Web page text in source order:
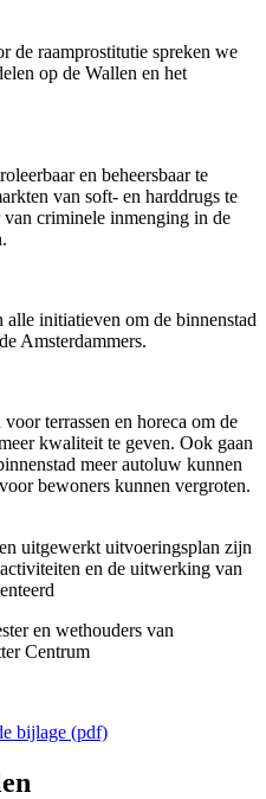
de raamprostitutie spreken we
op de Wallen en het
en beheersbaar te
van soft- en harddrugs te
van criminele inmenging in de
initiatieven om de binnenstad
Amsterdammers.
terrassen en horeca om de
kwaliteit te geven. Ook gaan
meer autoluw kunnen
bewoners kunnen vergroten.
uitgewerkt uitvoeringsplan zijn
en de uitwerking van
en wethouders van
Centrum
bijlage (pdf)